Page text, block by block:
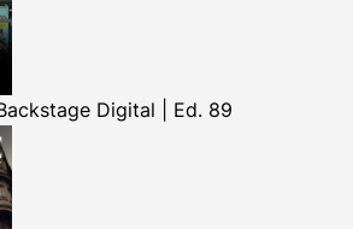
Digital | Ed. 89